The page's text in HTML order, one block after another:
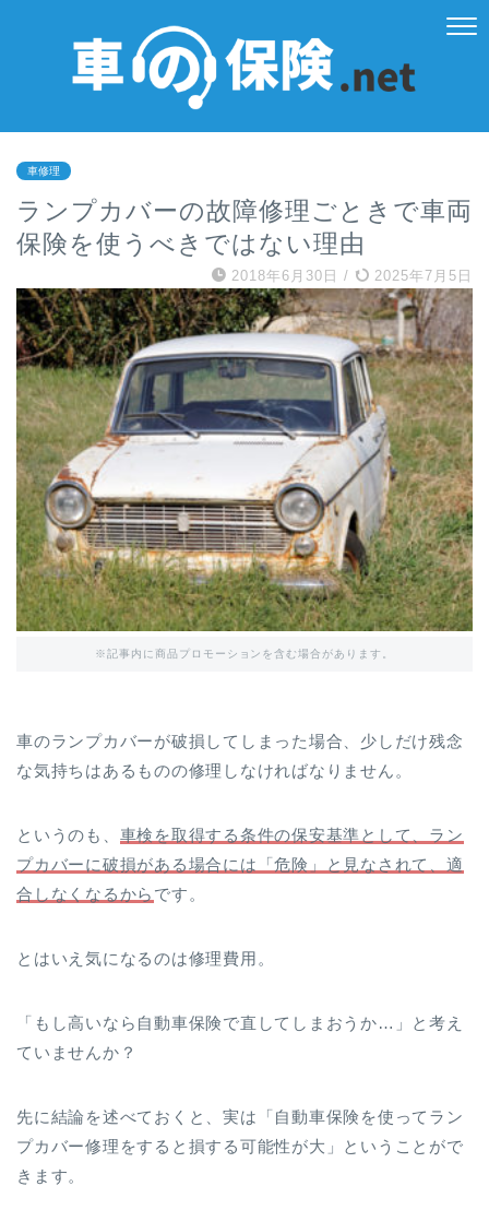
車修理
ランプカバーの故障修理ごときで車両
保険を使うべきではない理由
2018年6月30日 / 2025年7月5日
※記事内に商品プロモーションを含む場合があります。
車のランプカバーが破損してしまった場合、少しだけ残念
な気持ちはあるものの修理しなければなりません。
というのも、 車検を取得する条件の保安基準として、ラン
プカバーに破損がある場合には「危険」と見なされて、適
合しなくなるから です。
とはいえ気になるのは修理費用。
「もし高いなら自動車保険で直してしまおうか…」と考え
ていませんか？
先に結論を述べておくと、実は「自動車保険を使ってラン
プカバー修理をすると損する可能性が大」ということがで
きます。